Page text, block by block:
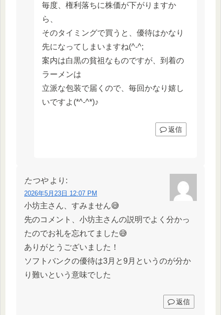
毎度、権利落ちに株価が下がりますか
ら、
そのタイミングで買うと、優待はかなり
先になってしまいますね(^-^;
案内は白黒の貧祖なものですが、到着の
ラーメンは
立派な包装で届くので、毎回かなり嬉し
いですよ(*^-^*)♪
返信
たつや より:
2026年5月23日 12:07 PM
小坊主さん、すみません😅
先のコメント、小坊主さんの説明でよく分かっ
たのでお礼を忘れてました😅
ありがとうございました！
ソフトバンクの優待は3月と9月というのが分か
り難いという意味でした
返信